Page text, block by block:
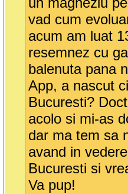
vad cum
acum am luat
resemnez cu
balenuta pana
App, a nascut
Bucuresti?
acolo si mi-as
dar ma tem sa
avand in
Bucuresti si
Va pup!